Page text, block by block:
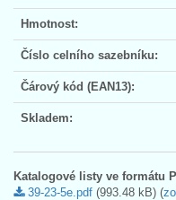
Hmotnost:
Číslo celního sazebníku:
Čárový kód (EAN13):
Skladem:
Katalogové listy ve formátu
39-23-5e.pdf (993.48 kB) (